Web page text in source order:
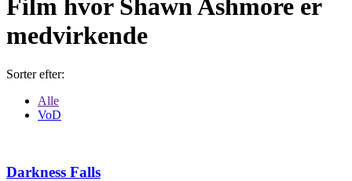
Film hvor Shawn Ashmore er
medvirkende
Sorter efter:
Alle
VoD
Darkness Falls